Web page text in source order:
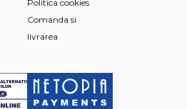
Politica cookies
Comanda si
livrarea